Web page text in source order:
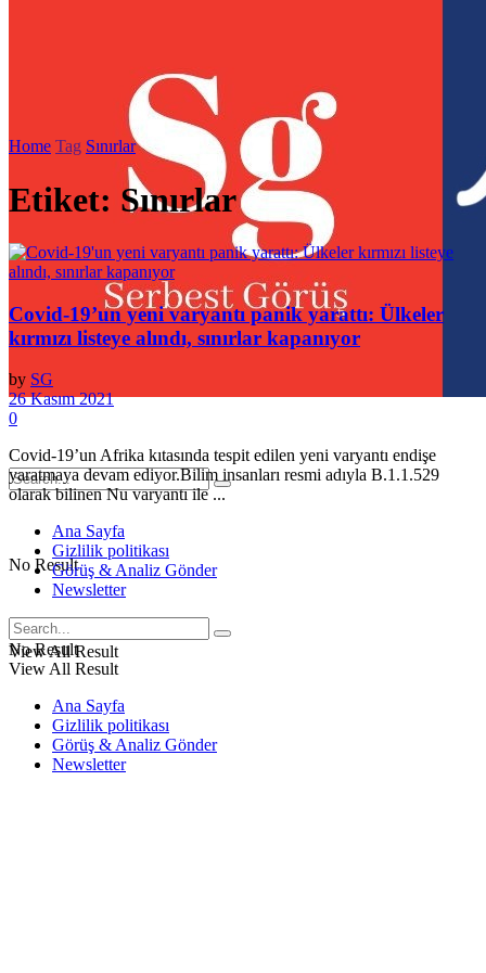
No Result
View All Result
Home Tag Sınırlar
Etiket: Sınırlar
Covid-19’un yeni varyantı panik yarattı: Ülkeler
kırmızı listeye alındı, sınırlar kapanıyor
by SG
26 Kasım 2021
0
Covid-19’un Afrika kıtasında tespit edilen yeni varyantı endişe
yaratmaya devam ediyor.Bilim insanları resmi adıyla B.1.1.529
olarak bilinen Nu varyantı ile ...
Ana Sayfa
Gizlilik politikası
Görüş & Analiz Gönder
Newsletter
No Result
View All Result
Ana Sayfa
Gizlilik politikası
Görüş & Analiz Gönder
Newsletter